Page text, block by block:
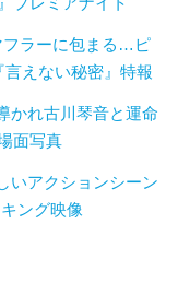
フラーに包まる…ピ
えない秘密』特報
かれ古川琴音と運命
面写真
いアクションシーン
ング映像